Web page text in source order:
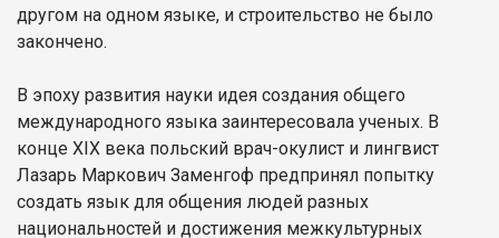
другом на одном языке, и строительство не было
закончено.
В эпоху развития науки идея создания общего
международного языка заинтересовала ученых. В
конце XIX века польский врач-окулист и лингвист
Лазарь Маркович Заменгоф предпринял попытку
создать язык для общения людей разных
национальностей и достижения межкультурных